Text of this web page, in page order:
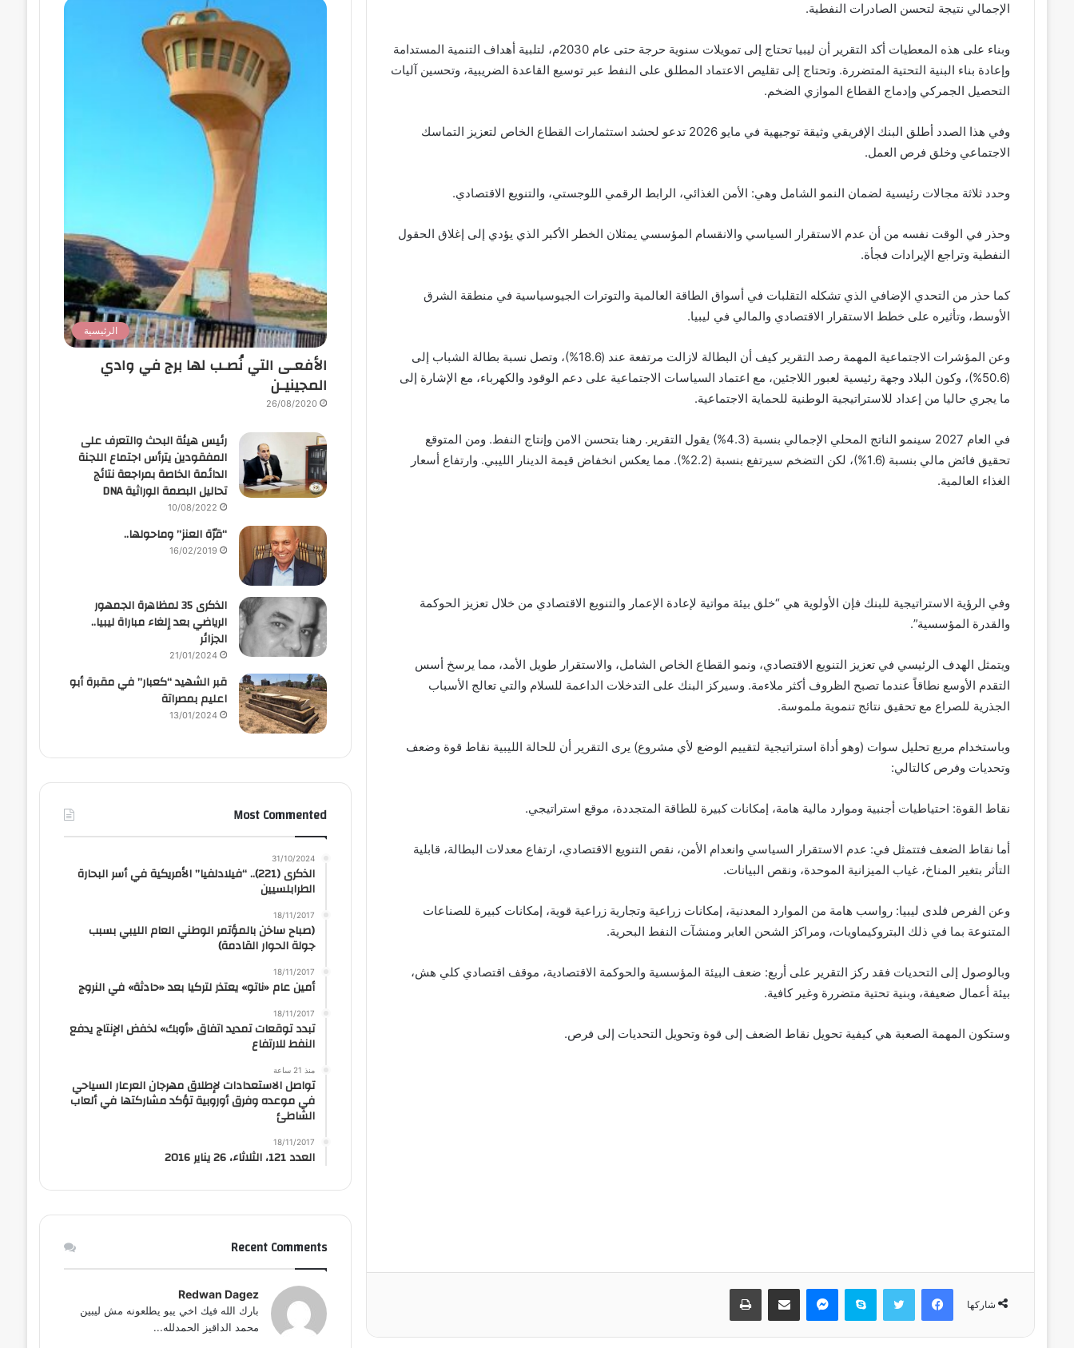
الإجمالي نتيجة لتحسن الصادرات النفطية.
وبناء على هذه المعطيات أكد التقرير أن ليبيا تحتاج إلى تمويلات سنوية حرجة حتى عام 2030م، لتلبية أهداف التنمية المستدامة
وإعادة بناء البنية التحتية المتضررة. وتحتاج إلى تقليص الاعتماد المطلق على النفط عبر توسيع القاعدة الضريبية، وتحسين آليات
التحصيل الجمركي وإدماج القطاع الموازي الضخم.
وفي هذا الصدد أطلق البنك الإفريقي وثيقة توجيهية في مايو 2026 تدعو لحشد استثمارات القطاع الخاص لتعزيز التماسك
الاجتماعي وخلق فرص العمل.
وحدد ثلاثة مجالات رئيسية لضمان النمو الشامل وهي: الأمن الغذائي، الرابط الرقمي اللوجستي، والتنويع الاقتصادي.
وحذر في الوقت نفسه من أن عدم الاستقرار السياسي والانقسام المؤسسي يمثلان الخطر الأكبر الذي يؤدي إلى إغلاق الحقول
النفطية وتراجع الإيرادات فجأة.
كما حذر من التحدي الإضافي الذي تشكله التقلبات في أسواق الطاقة العالمية والتوترات الجيوسياسية في منطقة الشرق
الأوسط، وتأثيره على خطط الاستقرار الاقتصادي والمالي في ليبيا.
وعن المؤشرات الاجتماعية المهمة رصد التقرير كيف أن البطالة لازالت مرتفعة عند (18.6%)، وتصل نسبة بطالة الشباب إلى
(50.6%)، وكون البلاد وجهة رئيسية لعبور اللاجئين، مع اعتماد السياسات الاجتماعية على دعم الوقود والكهرباء، مع الإشارة إلى
ما يجري حاليا من إعداد للاستراتيجية الوطنية للحماية الاجتماعية.
في العام 2027 سينمو الناتج المحلي الإجمالي بنسبة (4.3%) يقول التقرير. رهنا بتحسن الامن وإنتاج النفط. ومن المتوقع
تحقيق فائض مالي بنسبة (1.6%)، لكن التضخم سيرتفع بنسبة (2.2%). مما يعكس انخفاض قيمة الدينار الليبي. وارتفاع أسعار
الغذاء العالمية.
وفي الرؤية الاستراتيجية للبنك فإن الأولوية هي “خلق بيئة مواتية لإعادة الإعمار والتنويع الاقتصادي من خلال تعزيز الحوكمة
والقدرة المؤسسية”.
ويتمثل الهدف الرئيسي في تعزيز التنويع الاقتصادي، ونمو القطاع الخاص الشامل، والاستقرار طويل الأمد، مما يرسخ أسس
التقدم الأوسع نطاقاً عندما تصبح الظروف أكثر ملاءمة. وسيركز البنك على التدخلات الداعمة للسلام والتي تعالج الأسباب
الجذرية للصراع مع تحقيق نتائج تنموية ملموسة.
وباستخدام مربع تحليل سوات (وهو أداة استراتيجية لتقييم الوضع لأي مشروع) يرى التقرير أن للحالة الليبية نقاط قوة وضعف
وتحديات وفرص كالتالي:
نقاط القوة: احتياطيات أجنبية وموارد مالية هامة، إمكانات كبيرة للطاقة المتجددة، موقع استراتيجي.
أما نقاط الضعف فتتمثل في: عدم الاستقرار السياسي وانعدام الأمن، نقص التنويع الاقتصادي، ارتفاع معدلات البطالة، قابلية
التأثر بتغير المناخ، غياب الميزانية الموحدة، ونقص البيانات.
وعن الفرص فلدى ليبيا: رواسب هامة من الموارد المعدنية، إمكانات زراعية وتجارية زراعية قوية، إمكانات كبيرة للصناعات
المتنوعة بما في ذلك البتروكيماويات، ومراكز الشحن العابر ومنشآت النفط البحرية.
وبالوصول إلى التحديات فقد ركز التقرير على أربع: ضعف البيئة المؤسسية والحوكمة الاقتصادية، موقف اقتصادي كلي هش،
بيئة أعمال ضعيفة، وبنية تحتية متضررة وغير كافية.
وستكون المهمة الصعبة هي كيفية تحويل نقاط الضعف إلى قوة وتحويل التحديات إلى فرص.
شاركها
فيسبوك تويتر سكايب ماسنجر مشاركة عبر البريد طباعة
الرئيسية
الأفعـى التي نُصـب لها برج في وادي
المجينيـن
26/08/2020
رئيس هيئة البحث والتعرف على
المفقودين يترأس اجتماع اللجنة
الدائمة الخاصة بمراجعة نتائج
تحاليل البصمة الوراثية DNA
10/08/2022
“قرّة العنز” وماحولها..
16/02/2019
الذكرى 35 لمظاهرة الجمهور
الرياضي بعد إلغاء مباراة ليبيا..
الجزائر
21/01/2024
قبر الشهيد “كعبار” في مقبرة أبو
اعليم بمصراتة
13/01/2024
Most Commented
31/10/2024
الذكرى (221).. “فيلادلفيا” الأمريكية في أسر البحارة
الطرابلسيين
18/11/2017
(صباح ساخن بالمؤتمر الوطني العام الليبي بسبب
جولة الحوار القادمة)
18/11/2017
أمين عام «ناتو» يعتذر لتركيا بعد «حادثة» في النروج
18/11/2017
تبدد توقعات تمديد اتفاق «أوبك» لخفض الإنتاج يدفع
النفط للارتفاع
منذ 21 ساعة
تواصل الاستعدادات لإطلاق مهرجان العرعار السياحي
في موعده وفرق أوروبية تؤكد مشاركتها في ألعاب
الشاطئ
18/11/2017
العدد 121، الثلاثاء، 26 يناير 2016
Recent Comments
Redwan Dagez
بارك الله فيك اخي يبو يطلعونه مش ليبين
محمد الداقيز الحمدلله...